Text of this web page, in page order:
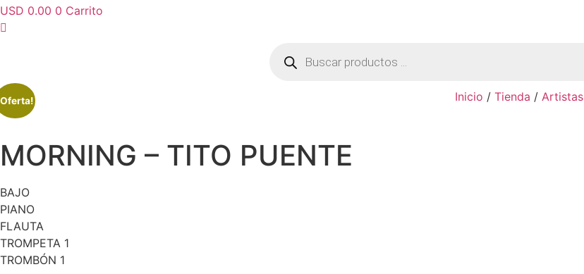
USD 0.00 0 Carrito
productos
Inicio /Tienda /Artistas
MORNING – TITO PUENTE
BAJO
PIANO
FLAUTA
TROMPETA 1
TROMBÓN 1